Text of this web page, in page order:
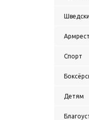
Спорт
Детям